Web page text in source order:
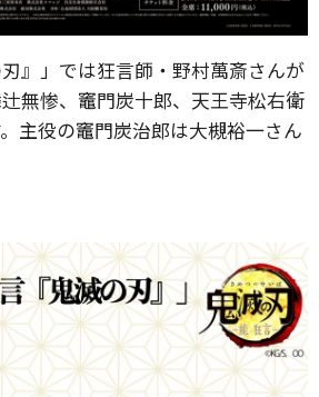
』」では狂言師・野村萬斎さんが
無惨、竈門炭十郎、天王寺松右衛
主役の竈門炭治郎は大槻裕一さん